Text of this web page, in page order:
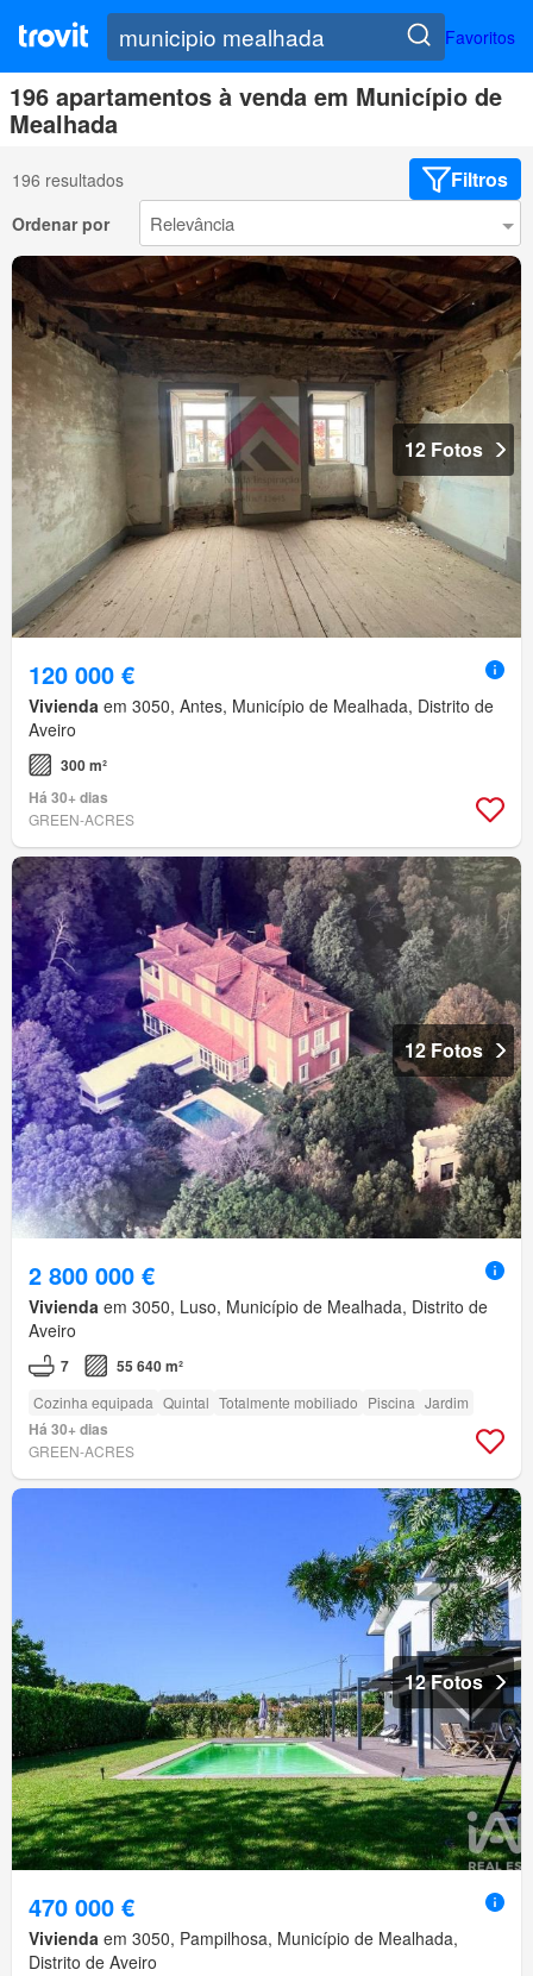
Favoritos
196 apartamentos à venda em Município de
Mealhada
196 resultados Filtros
Ordenar por
12 Fotos
120 000 €
Vivienda em 3050, Antes, Município de Mealhada, Distrito de
Aveiro
300 m²
Há 30+ dias
GREEN-ACRES
12 Fotos
2 800 000 €
Vivienda em 3050, Luso, Município de Mealhada, Distrito de
Aveiro
7 55 640 m²
Cozinha equipada Quintal Totalmente mobiliado Piscina Jardim
Há 30+ dias
GREEN-ACRES
12 Fotos
470 000 €
Vivienda em 3050, Pampilhosa, Município de Mealhada,
Distrito de Aveiro